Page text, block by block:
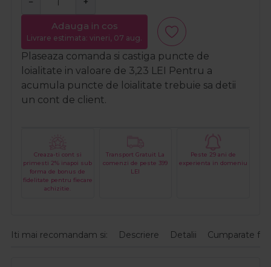
Adauga in cos
Livrare estimata: vineri, 07 aug.
Plaseaza comanda si castiga puncte de
loialitate in valoare de 3,23 LEI Pentru a
acumula puncte de loialitate trebuie sa detii
un cont de client.
Creaza-ti cont si
primesti 2% inapoi sub
forma de bonus de
fidelitate pentru fiecare
achizitie.
Transport Gratuit La
comenzi de peste 399
LEI
Peste 29 ani de
experienta in domeniu
Iti mai recomandam si: Descriere Detalii Cumparate